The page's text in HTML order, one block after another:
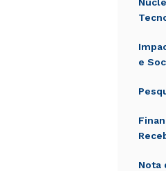
e
Nota